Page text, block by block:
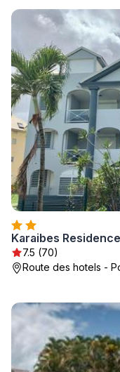
Karaibes Residence
7.5 (70)
Route des hotels -